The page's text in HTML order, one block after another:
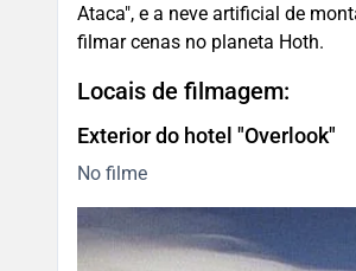
Ataca", e a neve artificial de
filmar cenas no planeta Hoth.
Locais de filmagem:
Exterior do hotel "Overlook"
No filme